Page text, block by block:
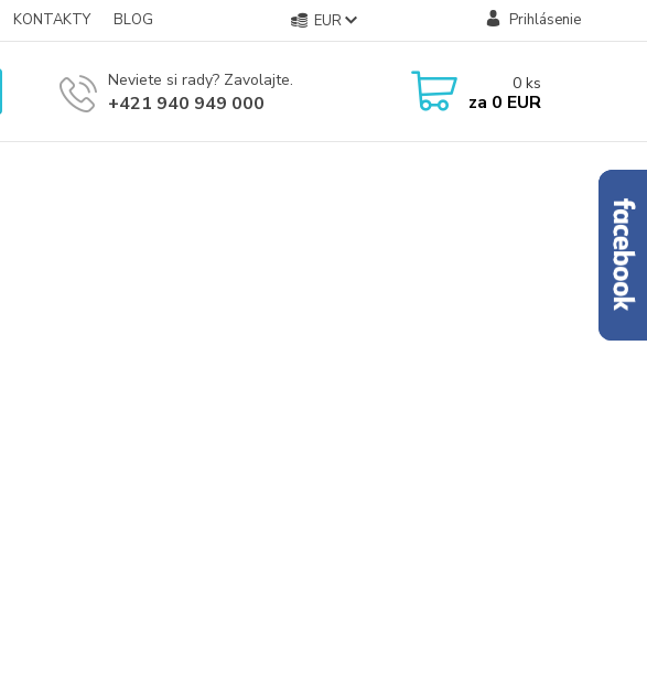
KONTAKTY BLOG EUR Prihlásenie
Neviete si rady? Zavolajte.
+421 940 949 000
0 ks
za 0 EUR